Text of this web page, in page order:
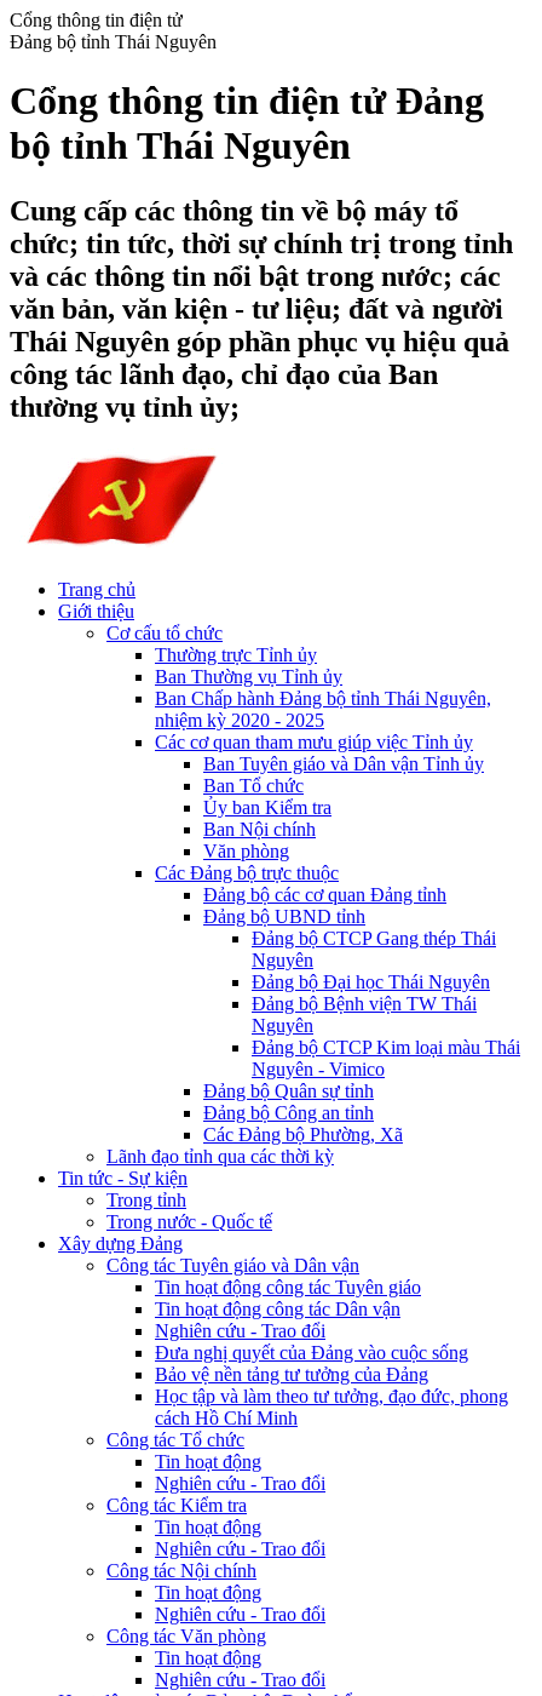
Cổng thông tin điện tử
Đảng bộ tỉnh Thái Nguyên
Cổng thông tin điện tử Đảng
bộ tỉnh Thái Nguyên
Cung cấp các thông tin về bộ máy tổ
chức; tin tức, thời sự chính trị trong tỉnh
và các thông tin nổi bật trong nước; các
văn bản, văn kiện - tư liệu; đất và người
Thái Nguyên góp phần phục vụ hiệu quả
công tác lãnh đạo, chỉ đạo của Ban
thường vụ tỉnh ủy;
Trang chủ
Giới thiệu
Cơ cấu tổ chức
Thường trực Tỉnh ủy
Ban Thường vụ Tỉnh ủy
Ban Chấp hành Đảng bộ tỉnh Thái Nguyên,
nhiệm kỳ 2020 - 2025
Các cơ quan tham mưu giúp việc Tỉnh ủy
Ban Tuyên giáo và Dân vận Tỉnh ủy
Ban Tổ chức
Ủy ban Kiểm tra
Ban Nội chính
Văn phòng
Các Đảng bộ trực thuộc
Đảng bộ các cơ quan Đảng tỉnh
Đảng bộ UBND tỉnh
Đảng bộ CTCP Gang thép Thái
Nguyên
Đảng bộ Đại học Thái Nguyên
Đảng bộ Bệnh viện TW Thái
Nguyên
Đảng bộ CTCP Kim loại màu Thái
Nguyên - Vimico
Đảng bộ Quân sự tỉnh
Đảng bộ Công an tỉnh
Các Đảng bộ Phường, Xã
Lãnh đạo tỉnh qua các thời kỳ
Tin tức - Sự kiện
Trong tỉnh
Trong nước - Quốc tế
Xây dựng Đảng
Công tác Tuyên giáo và Dân vận
Tin hoạt động công tác Tuyên giáo
Tin hoạt động công tác Dân vận
Nghiên cứu - Trao đổi
Đưa nghị quyết của Đảng vào cuộc sống
Bảo vệ nền tảng tư tưởng của Đảng
Học tập và làm theo tư tưởng, đạo đức, phong
cách Hồ Chí Minh
Công tác Tổ chức
Tin hoạt động
Nghiên cứu - Trao đổi
Công tác Kiểm tra
Tin hoạt động
Nghiên cứu - Trao đổi
Công tác Nội chính
Tin hoạt động
Nghiên cứu - Trao đổi
Công tác Văn phòng
Tin hoạt động
Nghiên cứu - Trao đổi